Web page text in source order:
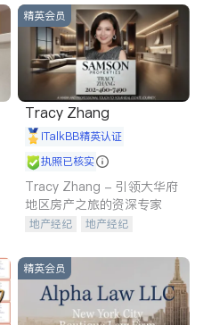
精英会员
Tracy Zhang
iTalkBB精英认证
执照已核实
Tracy Zhang - 引领大华府
地区房产之旅的资深专家
地产经纪
地产经纪
商铺租售
精英会员